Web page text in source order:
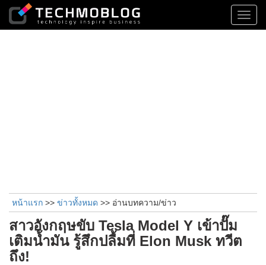
หน้าแรก >> ข่าวทั้งหมด >> อ่านบทความ/ข่าว
สาวอังกฤษขับ Tesla Model Y เข้าปั๊ม
เติมน้ำมัน รู้สึกปลื้มที่ Elon Musk ทวีต
ถึง!